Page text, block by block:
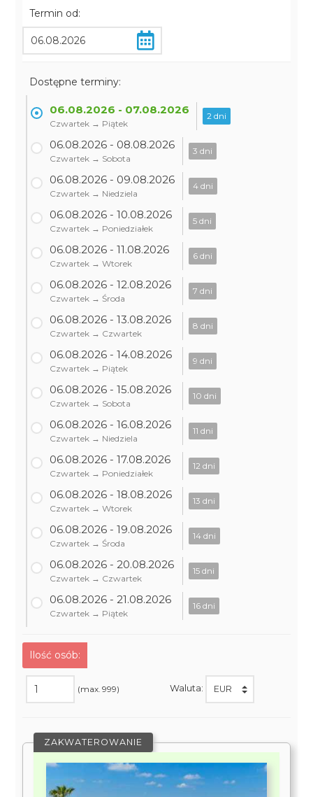
Termin od:
Dostępne terminy:
06.08.2026 - 07.08.2026
Czwartek → Piątek
2 dni
06.08.2026 - 08.08.2026
Czwartek → Sobota
3 dni
06.08.2026 - 09.08.2026
Czwartek → Niedziela
4 dni
06.08.2026 - 10.08.2026
Czwartek → Poniedziałek
5 dni
06.08.2026 - 11.08.2026
Czwartek → Wtorek
6 dni
06.08.2026 - 12.08.2026
Czwartek → Środa
7 dni
06.08.2026 - 13.08.2026
Czwartek → Czwartek
8 dni
06.08.2026 - 14.08.2026
Czwartek → Piątek
9 dni
06.08.2026 - 15.08.2026
Czwartek → Sobota
10 dni
06.08.2026 - 16.08.2026
Czwartek → Niedziela
11 dni
06.08.2026 - 17.08.2026
Czwartek → Poniedziałek
12 dni
06.08.2026 - 18.08.2026
Czwartek → Wtorek
13 dni
06.08.2026 - 19.08.2026
Czwartek → Środa
14 dni
06.08.2026 - 20.08.2026
Czwartek → Czwartek
15 dni
06.08.2026 - 21.08.2026
Czwartek → Piątek
16 dni
Ilość osób:
(max. 999) Waluta:
ZAKWATEROWANIE